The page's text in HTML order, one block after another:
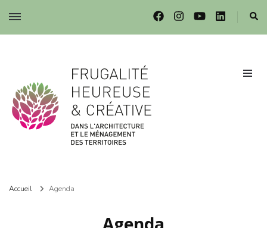
Frugalité dans l'architecture et le ménagement des territoires
Accueil Agenda